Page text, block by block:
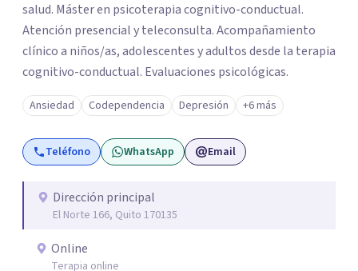
salud. Máster en psicoterapia cognitivo-conductual.
Atención presencial y teleconsulta. Acompañamiento
clínico a niños/as, adolescentes y adultos desde la terapia
cognitivo-conductual. Evaluaciones psicológicas.
Ansiedad Codependencia Depresión +6 más
Teléfono WhatsApp Email
Dirección principal
El Norte 166, Quito 170135
Online
Terapia online